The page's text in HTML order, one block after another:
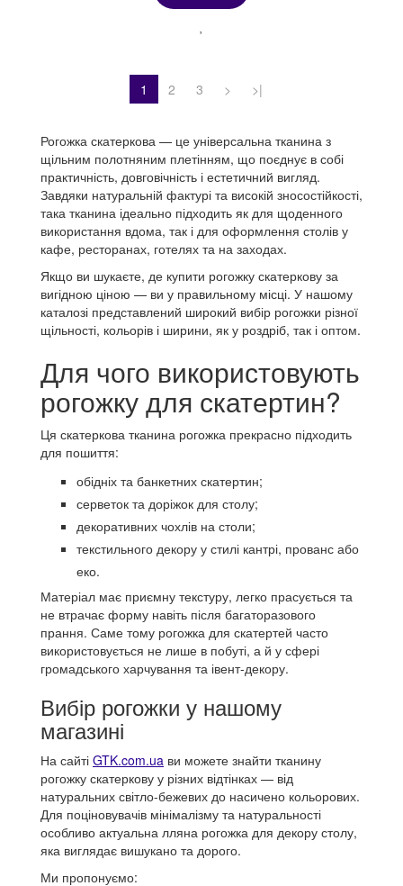
1 2 3 > >|
Рогожка скатеркова — це універсальна тканина з
щільним полотняним плетінням, що поєднує в собі
практичність, довговічність і естетичний вигляд.
Завдяки натуральній фактурі та високій зносостійкості,
така тканина ідеально підходить як для щоденного
використання вдома, так і для оформлення столів у
кафе, ресторанах, готелях та на заходах.
Якщо ви шукаєте, де купити рогожку скатеркову за
вигідною ціною — ви у правильному місці. У нашому
каталозі представлений широкий вибір рогожки різної
щільності, кольорів і ширини, як у роздріб, так і оптом.
Для чого використовують
рогожку для скатертин?
Ця скатеркова тканина рогожка прекрасно підходить
для пошиття:
обідніх та банкетних скатертин;
серветок та доріжок для столу;
декоративних чохлів на столи;
текстильного декору у стилі кантрі, прованс або
еко.
Матеріал має приємну текстуру, легко прасується та
не втрачає форму навіть після багаторазового
прання. Саме тому рогожка для скатертей часто
використовується не лише в побуті, а й у сфері
громадського харчування та івент-декору.
Вибір рогожки у нашому
магазині
На сайті GTK.com.ua ви можете знайти тканину
рогожку скатеркову у різних відтінках — від
натуральних світло-бежевих до насичено кольорових.
Для поціновувачів мінімалізму та натуральності
особливо актуальна лляна рогожка для декору столу,
яка виглядає вишукано та дорого.
Ми пропонуємо: